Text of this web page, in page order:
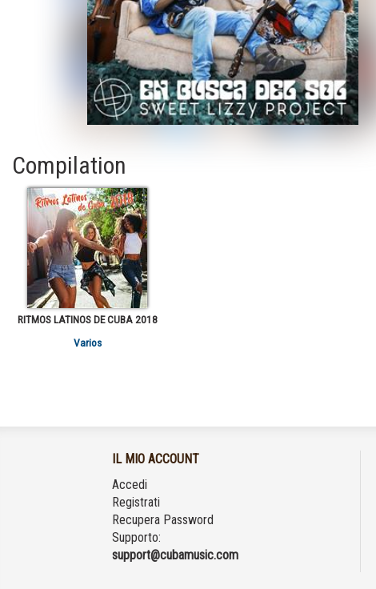
Compilation
RITMOS LATINOS DE CUBA 2018
Varios
IL MIO ACCOUNT
Accedi
Registrati
Recupera Password
Supporto:
support@cubamusic.com